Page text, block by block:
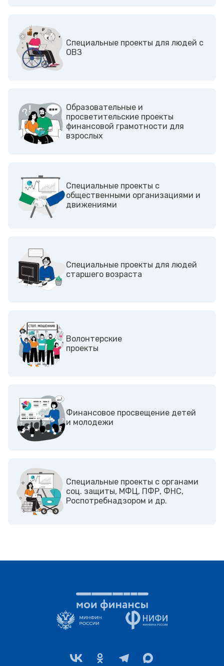
Cпециальные проекты для людей с
ОВЗ
Образовательные и
просветительские проекты
финансовой грамотности для
взрослых
Cпециальные проекты с
общественными организациями и
движениями
Специальные проекты для людей
старшего возраста
Волонтерские
проекты
Финансовое просвещение детей
и молодежи
Cпециальные проекты с органами
соц. защиты, МФЦ, ПФР, ФНС,
Роспотребнадзором и др.